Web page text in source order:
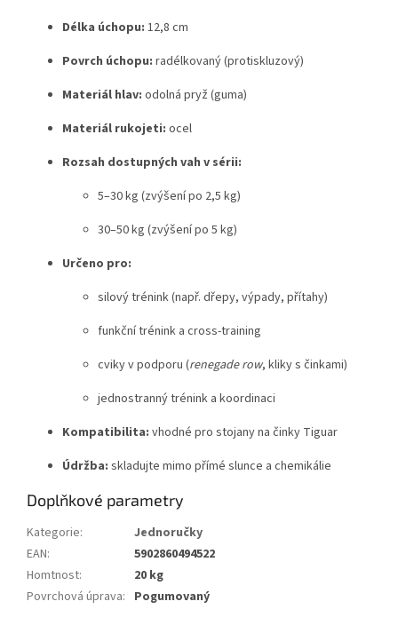
Délka úchopu: 12,8 cm
Povrch úchopu: radélkovaný (protiskluzový)
Materiál hlav: odolná pryž (guma)
Materiál rukojeti: ocel
Rozsah dostupných vah v sérii:
5–30 kg (zvýšení po 2,5 kg)
30–50 kg (zvýšení po 5 kg)
Určeno pro:
silový trénink (např. dřepy, výpady, přítahy)
funkční trénink a cross-training
cviky v podporu (renegade row, kliky s činkami)
jednostranný trénink a koordinaci
Kompatibilita: vhodné pro stojany na činky Tiguar
Údržba: skladujte mimo přímé slunce a chemikálie
Doplňkové parametry
Kategorie:
Jednoručky
EAN:
5902860494522
Homtnost:
20 kg
Povrchová úprava: Pogumovaný